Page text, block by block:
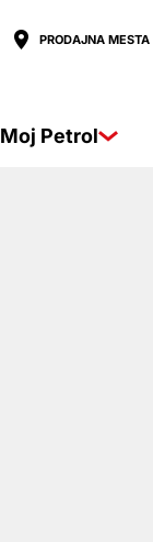
PRODAJNA MESTA
Moj Petrol